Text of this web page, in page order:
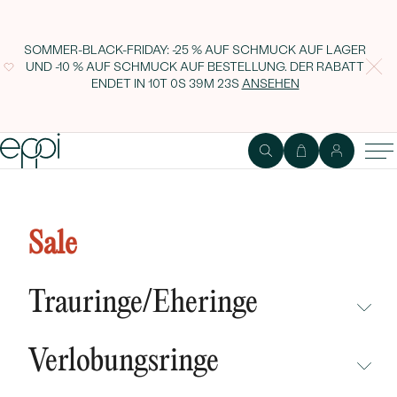
SOMMER-BLACK-FRIDAY: -25 % AUF SCHMUCK AUF LAGER
UND -10 % AUF SCHMUCK AUF BESTELLUNG. DER RABATT
ENDET IN 10T 0S 39M 22S ANSEHEN
Sale
Trauringe/Eheringe
NEUHEITEN
Verlobungsringe
Verlobung Odesa